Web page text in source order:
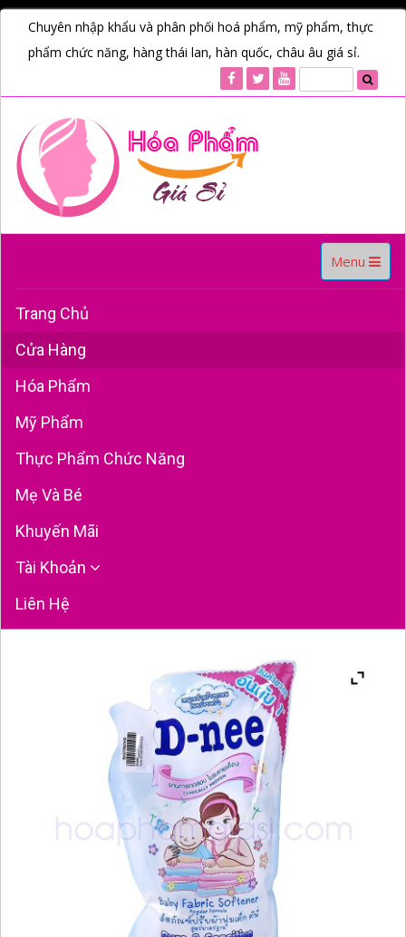
Chuyên nhập khẩu và phân phối hoá phẩm, mỹ phẩm, thực
phẩm chức năng, hàng thái lan, hàn quốc, châu âu giá sỉ.
Toggle
navigation
Menu
Trang Chủ
Cửa Hàng
Hóa Phẩm
Mỹ Phẩm
Thực Phẩm Chức Năng
Mẹ Và Bé
Khuyến Mãi
Tài Khoản
Liên Hệ